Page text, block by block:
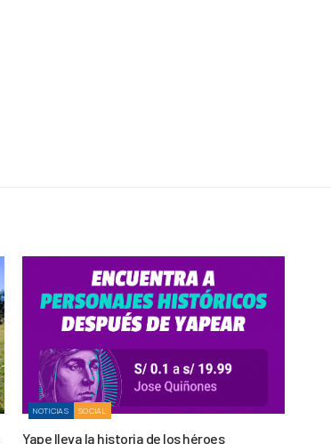
NOTICIAS SOCIAL
Yape lleva la historia de los héroes